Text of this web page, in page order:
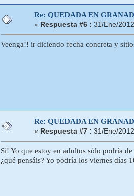
Re: QUEDADA EN
« Respuesta #6 : 31/Ene/
Veenga!! ir diciendo fecha concreta y
Re: QUEDADA EN
« Respuesta #7 : 31/Ene/
Sí! Yo que estoy en adultos sólo podría
¿qué pensáis? Yo podría los viernes días